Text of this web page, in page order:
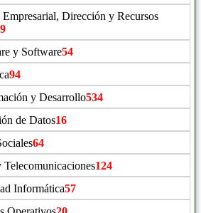
Empresarial, Dirección y Recursos
y Software54
94
y Desarrollo534
de Datos16
64
Telecomunicaciones124
Informática57